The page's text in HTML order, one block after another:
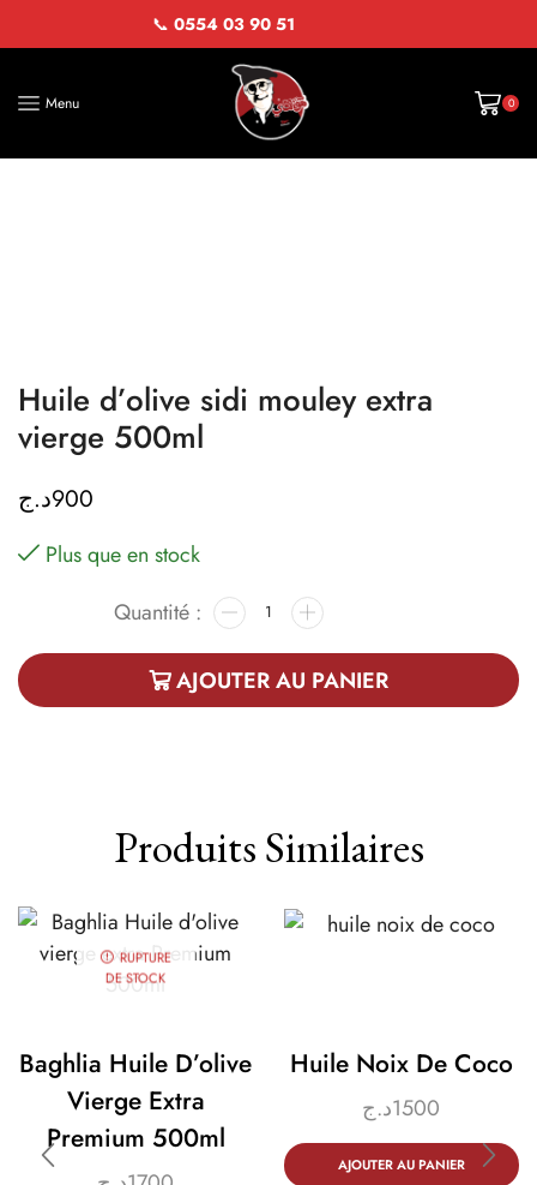
📞 0554 03 90 51
Menu 0
Huile d’olive sidi mouley extra
vierge 500ml
900د.ج
Plus que en stock
AJOUTER AU PANIER
Produits Similaires
RUPTURE
DE STOCK
Baghlia Huile D’olive
Vierge Extra
Premium 500ml
Huile Noix De Coco
1500د.ج
AJOUTER AU PANIER